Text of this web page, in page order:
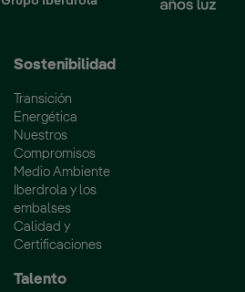
Sostenibilidad
Transición
Energética
Nuestros
Compromisos
Medio Ambiente
Iberdrola y los
embalses
Calidad y
Certificaciones
Talento